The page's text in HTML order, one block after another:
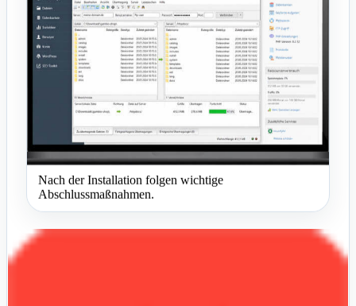
Nach der Installation folgen wichtige
Abschlussmaßnahmen.
Wichtige Abschlussarbeiten nach der